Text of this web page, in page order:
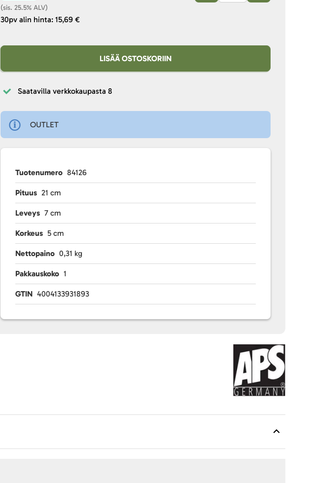
(sis. 25.5% ALV)
30pv alin hinta: 15,69 €
LISÄÄ OSTOSKORIIN
Saatavilla verkkokaupasta 8
OUTLET
Tuotenumero 84126
Pituus 21 cm
Leveys 7 cm
Korkeus 5 cm
Nettopaino 0,31 kg
Pakkauskoko 1
GTIN 4004133931893